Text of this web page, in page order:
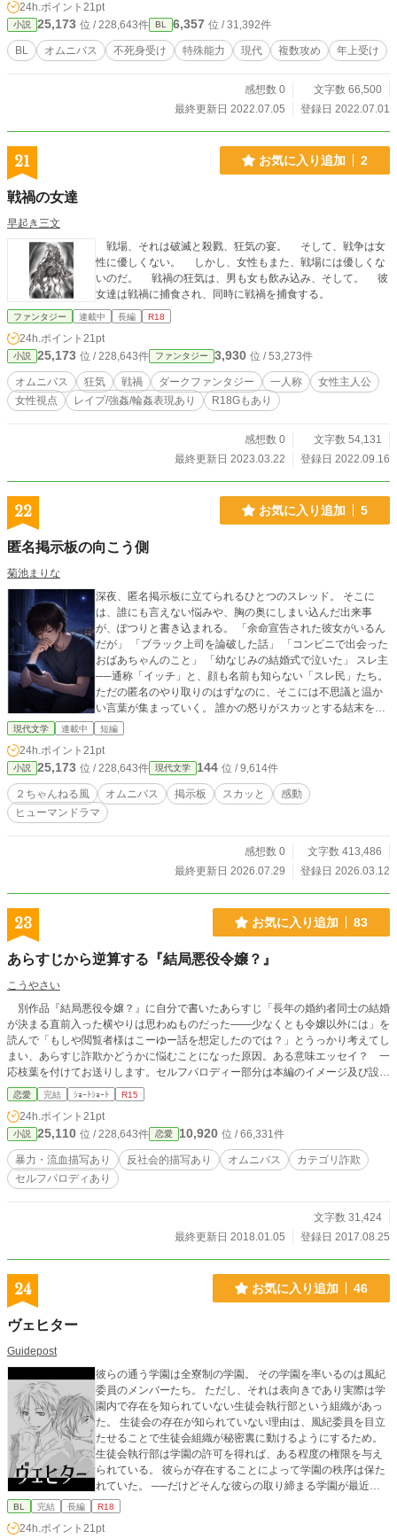
24h.ポイント 21pt
小説 25,173 位 / 228,643件 BL 6,357 位 / 31,392件
BL オムニバス 不死身受け 特殊能力 現代 複数攻め 年上受け
感想数 0
文字数 66,500
最終更新日 2022.07.05
登録日 2022.07.01
21 お気に入り追加 2
戦禍の女達
早起き三文
戦場、それは破滅と殺戮、狂気の宴。 そして、戦争は女
性に優しくない。 しかし、女性もまた、戦場には優しくな
いのだ。 戦禍の狂気は、男も女も飲み込み、そして。 彼
女達は戦禍に捕食され、同時に戦禍を捕食する。
ファンタジー 連載中 長編 R18
24h.ポイント 21pt
小説 25,173 位 / 228,643件 ファンタジー 3,930 位 / 53,273件
オムニバス 狂気 戦禍 ダークファンタジー 一人称
女性主人公
女性視点
レイプ/強姦/輪姦表現あり R18Gもあり
感想数 0
文字数 54,131
最終更新日 2023.03.22
登録日 2022.09.16
22 お気に入り追加 5
匿名掲示板の向こう側
菊池まりな
深夜、匿名掲示板に立てられるひとつのスレッド。 そこに
は、誰にも言えない悩みや、胸の奥にしまい込んだ出来事
が、ぽつりと書き込まれる。 「余命宣告された彼女がいるん
だが」 「ブラック上司を論破した話」 「コンビニで出会った
おばあちゃんのこと」 「幼なじみの結婚式で泣いた」 スレ主
──通称「イッチ」と、顔も名前も知らない「スレ民」たち。
ただの匿名のやり取りのはずなのに、そこには不思議と温か
い言葉が集まっていく。 誰かの怒りがスカッとする結末を迎
える夜もあれば、 画面の向こうで、静かに涙がこぼれる夜も
言葉が飛び交うスレッド。 それは、名も知らぬ人々が紡ぐ、
ほんの少し優しい物語。 これは── 匿名掲示板の向こう側で
生まれた、小さな奇跡の記録。
現代文学 連載中 短編
24h.ポイント 21pt
小説 25,173 位 / 228,643件 現代文学 144 位 / 9,614件
２ちゃんねる風 オムニバス 掲示板 スカッと
感動
ヒューマンドラマ
感想数 0
文字数 413,486
最終更新日 2026.07.29
登録日 2026.03.12
23 お気に入り追加 83
あらすじから逆算する『結局悪役令嬢？』
こうやさい
別作品『結局悪役令嬢？』に自分で書いたあらすじ「長年の婚約者同士の結婚
が決まる直前入った横やりは思わぬものだった――少なくとも令嬢以外には」を
読んで「もしや閲覧者様はこーゆー話を想定したのでは？」とうっかり考えてし
まい、あらすじ詐欺かどうかに悩むことになった原因。ある意味エッセイ？ 一
応枝葉を付けてお送りします。セルフパロディー部分は本編のイメージ及び設定
を著しく損なう可能性があります。ご了承下さい 以前『結局悪役令嬢？』異
聞に掲載した分は『斬罪されてこそ華』です。 しかしカテゴリがわかんない
時はライト文芸でいけるかなって癖がつきそうなのはどうしたらいいだろう？
（おい） ……というコンセプトが当初の予定でしたが、運営様に最初の話投
稿時にカテゴリエラーと判断され、ライト文芸から恋愛にされました。内容は恋
愛とはいいづらいものも混じっていますのでご注意ください。もう少し詳しい経
緯は近況ボードに。
恋愛 完結 ｼｮｰﾄｼｮｰﾄ R15
24h.ポイント 21pt
小説 25,110 位 / 228,643件 恋愛 10,920 位 / 66,331件
暴力・流血描写あり 反社会的描写あり オムニバス
カテゴリ詐欺
セルフパロディあり
文字数 31,424
最終更新日 2018.01.05
登録日 2017.08.25
24 お気に入り追加 46
ヴェヒター
Guidepost
彼らの通う学園は全寮制の学園。 その学園を率いるのは風紀
委員のメンバーたち。 ただし、それは表向きであり実際は学
園内で存在を知られていない生徒会執行部という組織があっ
た。 生徒会の存在が知られていない理由は、風紀委員を目立
たせることで生徒会組織が秘密裏に動けるようにするため。
生徒会執行部は学園の許可を得れば、ある程度の権限を与え
られている。 彼らが存在することによって学園の秩序は保た
れていた。 ──だけどそんな彼らの取り締まる学園が最近騒
がしいようで……。 ※3Wednesdayの章では「近親相姦」
BL 完結 長編 R18
24h.ポイント 21pt